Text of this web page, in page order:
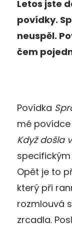
Letos jste
povídky.
neuspěl.
čem
Povídka
mé
Když došla
Opět je to
který při
rozmlouvá
zrcadla.